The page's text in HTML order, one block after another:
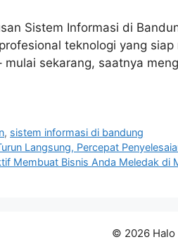
Sistem Informasi di
teknologi yang
sekarang, saatnya
, sistem informasi di bandung
Langsung, Percepat
Membuat Bisnis Anda Meledak di
© 2026 Halo